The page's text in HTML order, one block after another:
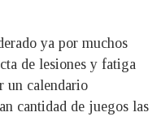
ya por muchos
de lesiones y fatiga
un calendario
cantidad de juegos las